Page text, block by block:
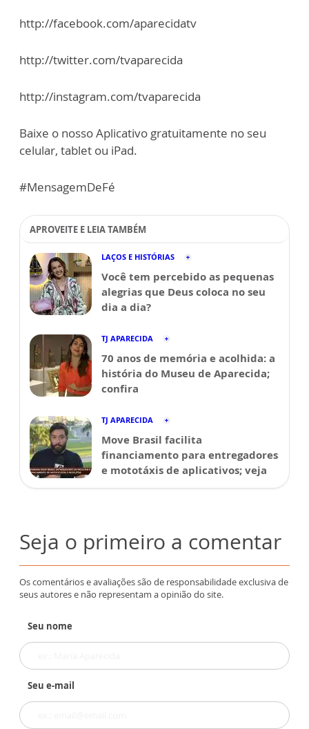
http://facebook.com/aparecidatv
http://twitter.com/tvaparecida
http://instagram.com/tvaparecida
Baixe o nosso Aplicativo gratuitamente no seu
celular, tablet ou iPad.
#MensagemDeFé
APROVEITE E LEIA TAMBÉM
LAÇOS E HISTÓRIAS
Você tem percebido as pequenas
alegrias que Deus coloca no seu
dia a dia?
TJ APARECIDA
70 anos de memória e acolhida: a
história do Museu de Aparecida;
confira
TJ APARECIDA
Move Brasil facilita
financiamento para entregadores
e mototáxis de aplicativos; veja
Seja o primeiro a comentar
Os comentários e avaliações são de responsabilidade exclusiva de
seus autores e não representam a opinião do site.
Seu nome
Seu e-mail